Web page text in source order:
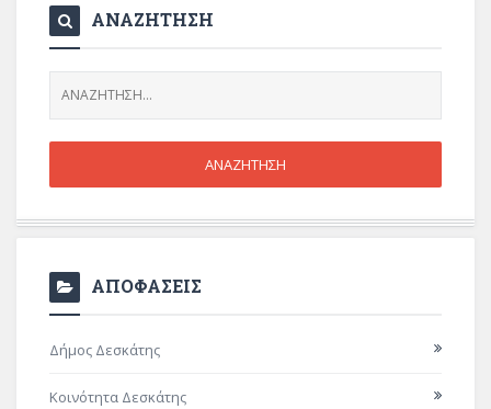
ΑΝΑΖΗΤΗΣΗ
ΑΠΟΦΑΣΕΙΣ
Δήμος Δεσκάτης
Κοινότητα Δεσκάτης